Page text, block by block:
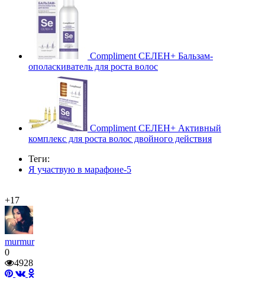
Compliment СЕЛЕН+ Бальзам-
ополаскиватель для роста волос
Compliment СЕЛЕН+ Активный
комплекс для роста волос двойного действия
Теги:
Я участвую в марафоне-5
+17
murmur
0
4928